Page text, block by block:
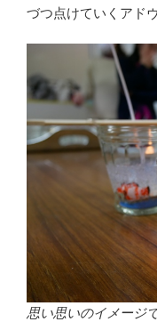
づつ点けていくアド
思い思いのイメージ